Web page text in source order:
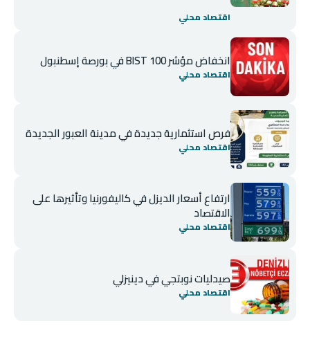
اقتصاد محلي
انخفاض مؤشر BIST 100 في بورصة إسطنبول
اقتصاد محلي
فرص استثمارية جديدة في مدينة العبور الجديدة
اقتصاد محلي
ارتفاع أسعار الديزل في كاليفورنيا وتأثيرها على
الاقتصاد
اقتصاد محلي
صيدليات نوبتجي في دينيزلي
اقتصاد محلي